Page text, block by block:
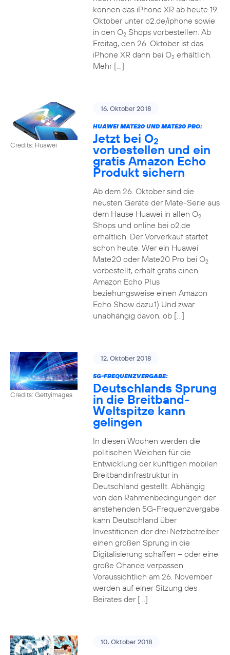
können das iPhone XR ab heute 19.
Oktober unter o2.de/iphone sowie
in den O2Shops vorbestellen. Ab
Freitag, den 26. Oktober ist das
iPhone XR dann bei O2erhältlich.
Mehr […]
Credits: Huawei
16. Oktober 2018
HUAWEI MATE20 UND MATE20 PRO:
Jetzt bei O2
vorbestellen und ein
gratis Amazon Echo
Produkt sichern
Ab dem 26. Oktober sind die
neusten Geräte der Mate-Serie aus
dem Hause Huawei in allen O2
Shops und online bei o2.de
erhältlich. Der Vorverkauf startet
schon heute. Wer ein Huawei
Mate20 oder Mate20 Pro bei O2
vorbestellt, erhält gratis einen
Amazon Echo Plus
beziehungsweise einen Amazon
Echo Show dazu.1) Und zwar
unabhängig davon, ob […]
Credits: Gettyimages
12. Oktober 2018
5G-FREQUENZVERGABE:
Deutschlands Sprung
in die Breitband-
Weltspitze kann
gelingen
In diesen Wochen werden die
politischen Weichen für die
Entwicklung der künftigen mobilen
Breitbandinfrastruktur in
Deutschland gestellt. Abhängig
von den Rahmenbedingungen der
anstehenden 5G-Frequenzvergabe
kann Deutschland über
Investitionen der drei Netzbetreiber
einen großen Sprung in die
Digitalisierung schaffen – oder eine
große Chance verpassen.
Voraussichtlich am 26. November
werden auf einer Sitzung des
Beirates der […]
10. Oktober 2018